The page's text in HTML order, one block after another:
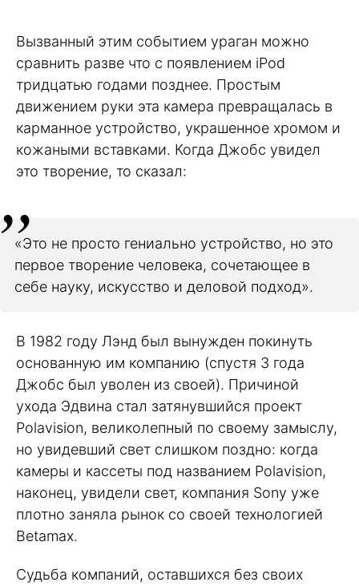
Вызванный этим событием ураган можно
сравнить разве что с появлением iPod
тридцатью годами позднее. Простым
движением руки эта камера превращалась в
карманное устройство, украшенное хромом и
кожаными вставками. Когда Джобс увидел
это творение, то сказал:
«Это не просто гениально устройство, но это
первое творение человека, сочетающее в
себе науку, искусство и деловой подход».
В 1982 году Лэнд был вынужден покинуть
основанную им компанию (спустя 3 года
Джобс был уволен из своей). Причиной
ухода Эдвина стал затянувшийся проект
Polavision, великолепный по своему замыслу,
но увидевший свет слишком поздно: когда
камеры и кассеты под названием Polavision,
наконец, увидели свет, компания Sony уже
плотно заняла рынок со своей технологией
Betamax.
Судьба компаний, оставшихся без своих